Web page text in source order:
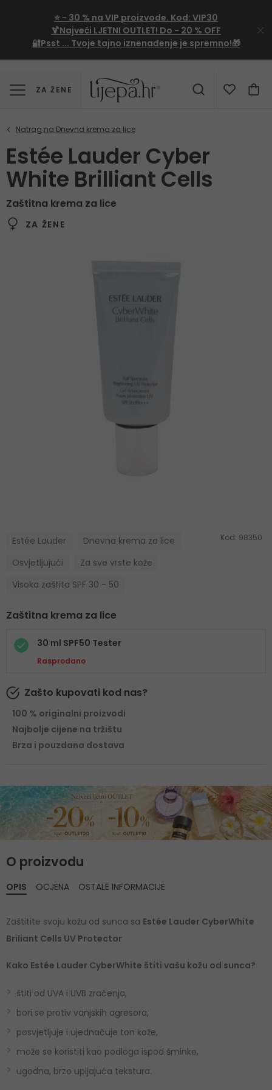
⭐ - 30 % na VIP proizvode. Kod: VIP30
🍹Najveći LJETNI OUTLET! Do - 20 % OFF
🔐Psst ... Tvoje tajno iznenađenje je spremno!🎁
ZA ŽENE
Estée Lauder Cyber
White Brilliant Cells
Zaštitna krema za lice
ZA ŽENE
Estée Lauder
Dnevna krema za lice
Osvjetljujući
Za sve vrste kože
Visoka zaštita SPF 30 - 50
Kod: 98350
Zaštitna krema za lice
30 ml SPF50 Tester
Rasprodano
Zašto kupovati kod nas?
100 % originalni proizvodi
Najbolje cijene na tržištu
Brza i pouzdana dostava
O proizvodu
OPIS
Zaštitite svoju kožu od sunca sa Estée Lauder CyberWhite
Briliant Cells UV Protector
Kako Estée Lauder CyberWhite štiti vašu kožu od sunca?
štiti od UVA i UVB zračenja,
bori se protiv vanjskih agresora,
posvjetljuje i ujednačuje ton kože,
može se koristiti kao podloga ispod šminke,
ugodna, brzo upijajuća tekstura.
OCJENA OSTALE INFORMACIJE